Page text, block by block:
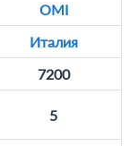
OMI
Италия
7200
5